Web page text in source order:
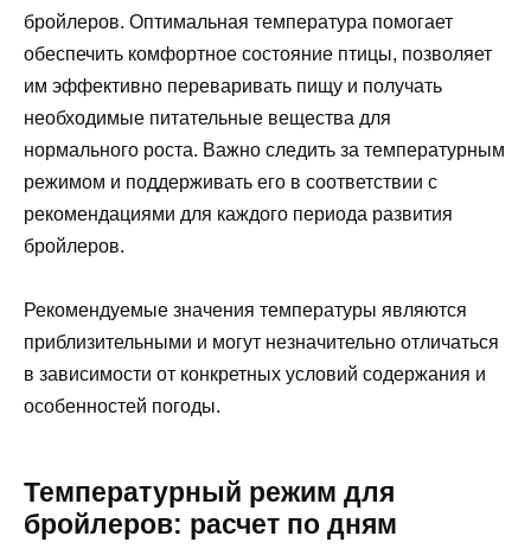
бройлеров. Оптимальная температура помогает
обеспечить комфортное состояние птицы, позволяет
им эффективно переваривать пищу и получать
необходимые питательные вещества для
нормального роста. Важно следить за температурным
режимом и поддерживать его в соответствии с
рекомендациями для каждого периода развития
бройлеров.
Рекомендуемые значения температуры являются
приблизительными и могут незначительно отличаться
в зависимости от конкретных условий содержания и
особенностей погоды.
Температурный режим для
бройлеров: расчет по дням